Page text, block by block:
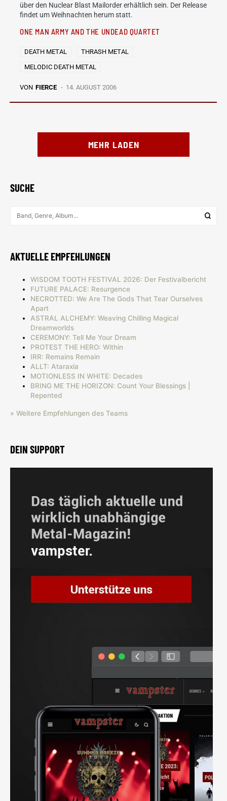
über den Nuclear Blast Mailorder erhältlich sein. Der Release
findet um Weihnachten herum statt.
ONE MAN ARMY AND THE UNDEAD QUARTET
DEATH METAL
THRASH METAL
MELODIC DEATH METAL
VON FIERCE 14. AUGUST 2006
MEHR LADEN
SUCHE
AKTUELLE EMPFEHLUNGEN
WISDOM TOOTH FESTIVAL 2026: Der Festivalbericht
FUTURE PALACE: Resurgence
NECROTTED: We Are The Gods That Tear Ourselves
Apart
ASTRAL ALCHEMY: Weaving Chilling Magical
Dreamworlds
CEREMONY: Tell Me Your Dream
PROTEST THE HERO: Within
IRR: Remains Remain
ALLT: Ataraxia
MOTIONLESS IN WHITE: Decades
BRING ME THE HORIZON: Count Your Blessings |
Repented
» Weitere Empfehlungen des Teams
DEIN SUPPORT